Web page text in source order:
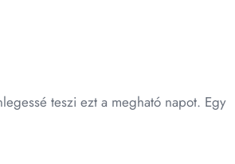
teszi ezt a megható napot. Egy